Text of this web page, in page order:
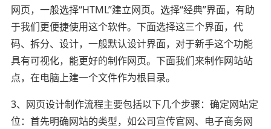
网页，一般选择“HTML”建立网页。选择“经典”界面，有助
于我们更便捷使用这个软件。下面选择这三个界面，代
码、拆分、设计，一般默认设计界面，对于新手这个功能
具有可视化，能更好的制作网页。下面我们来制作网站站
点，在电脑上建一个文件作为根目录。
3、网页设计制作流程主要包括以下几个步骤：确定网站定
位：首先明确网站的类型，如公司宣传官网、电子商务网